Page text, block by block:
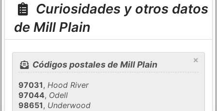
Curiosidades y otros datos
de Mill Plain
×
Códigos postales de Mill Plain
97031,Hood River
97044, Odell
98651, Underwood